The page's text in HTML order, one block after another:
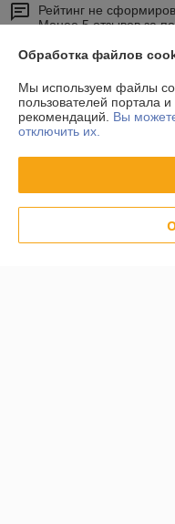
Рейтинг не
Менее 5 отзывов за
Работает с
г. Минск
Минск, Беларусь
Контакты
Сегодня работает с
Показать весь
Отзывы о магазине
Обработка файлов
Мы используем файлы
пользователей портала
рекомендаций. Вы
отключить их.